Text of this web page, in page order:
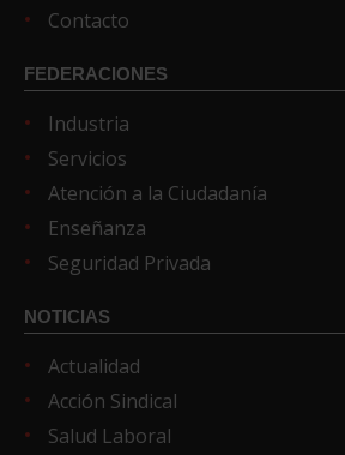
Contacto
FEDERACIONES
Industria
Servicios
Atención a la Ciudadanía
Enseñanza
Seguridad Privada
NOTICIAS
Actualidad
Acción Sindical
Salud Laboral